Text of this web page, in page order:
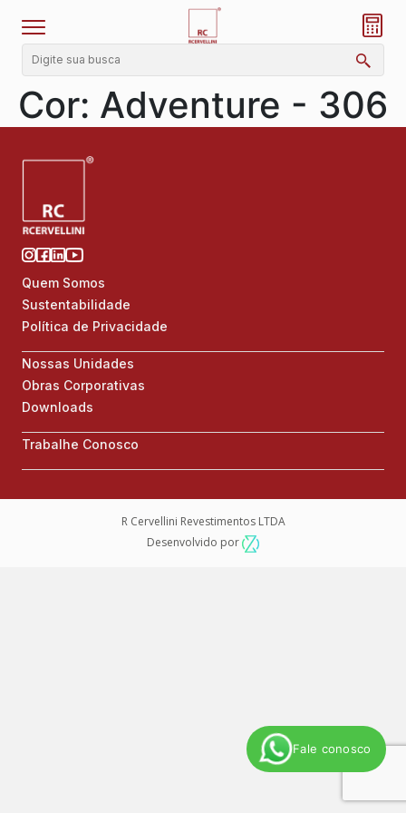
Fale conosco
Cor: Adventure - 306
Quem Somos
Sustentabilidade
Política de Privacidade
Nossas Unidades
Obras Corporativas
Downloads
Trabalhe Conosco
R Cervellini Revestimentos LTDA
Desenvolvido por